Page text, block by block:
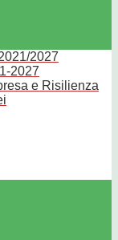
2027
2027
e Risilienza